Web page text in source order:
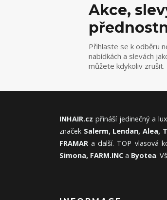
Akce,
Přihlaste se k odběru
nabídkách a slevách
můžete kdykoliv zrušit.
INHAIR.cz přináší jedinečný a
značek Salerm, Lendan, Alea,
FRAMAR a další. TOP vlasová
Simona, FARM.INC a Byotea.